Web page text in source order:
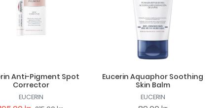
Anti-Pigment Spot
Corrector
EUCERIN
Eucerin Aquaphor Soothing
Skin Balm
EUCERIN